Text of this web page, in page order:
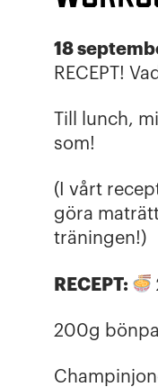
18
RECEPT!
Till lunch,
som!
(I vårt
göra
träningen!)
RECEPT:
200g